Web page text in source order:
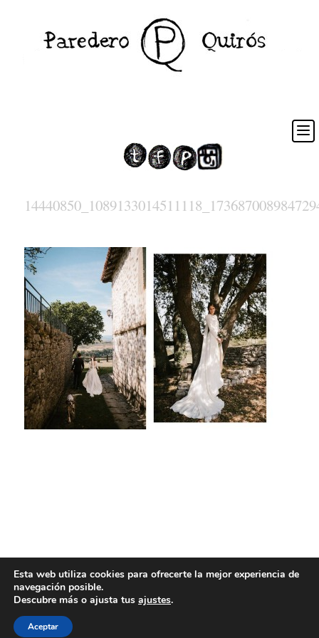
Esta web utiliza cookies para ofrecerte la mejor experiencia de
navegación posible.
Descubre más o ajusta tus ajustes.
Aceptar